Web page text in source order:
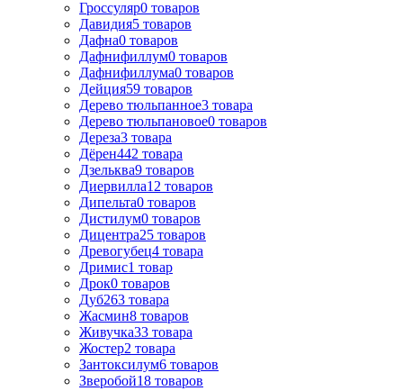
Гроссуляр0 товаров
Давидия5 товаров
Дафна0 товаров
Дафнифиллум0 товаров
Дафнифиллума0 товаров
Дейция59 товаров
Дерево тюльпанное3 товара
Дерево тюльпановое0 товаров
Дереза3 товара
Дёрен442 товара
Дзельква9 товаров
Диервилла12 товаров
Дипельта0 товаров
Дистилум0 товаров
Дицентра25 товаров
Древогубец4 товара
Дримис1 товар
Дрок0 товаров
Дуб263 товара
Жасмин8 товаров
Живучка33 товара
Жостер2 товара
Зантоксилум6 товаров
Зверобой18 товаров